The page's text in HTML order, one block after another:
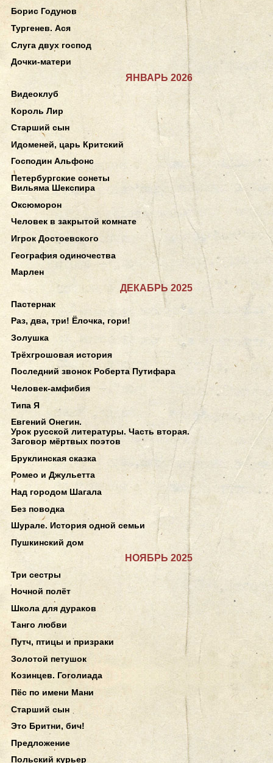
Борис Годунов
Тургенев. Ася
Слуга двух господ
Дочки-матери
ЯНВАРЬ 2026
Видеоклуб
Король Лир
Старший сын
Идоменей, царь Критский
Господин Альфонс
Петербургские сонеты
Вильяма Шекспира
Оксюморон
Человек в закрытой комнате
Игрок Достоевского
География одиночества
Марлен
ДЕКАБРЬ 2025
Пастернак
Раз, два, три! Ёлочка, гори!
Золушка
Трёхгрошовая история
Последний звонок Роберта Путифара
Человек-амфибия
Типа Я
Евгений Онегин.
Урок русской литературы. Часть вторая.
Заговор мёртвых поэтов
Бруклинская сказка
Ромео и Джульетта
Над городом Шагала
Без поводка
Шурале. История одной семьи
Пушкинский дом
НОЯБРЬ 2025
Три сестры
Ночной полёт
Школа для дураков
Танго любви
Путч, птицы и призраки
Золотой петушок
Козинцев. Гоголиада
Пёс по имени Мани
Старший сын
Это Бритни, бич!
Предложение
Польский курьер